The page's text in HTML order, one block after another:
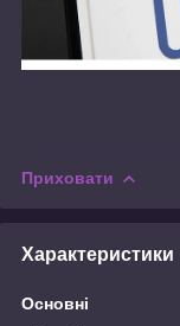
Приховати
Характеристики
Основні